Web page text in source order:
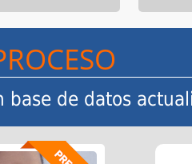
base de datos